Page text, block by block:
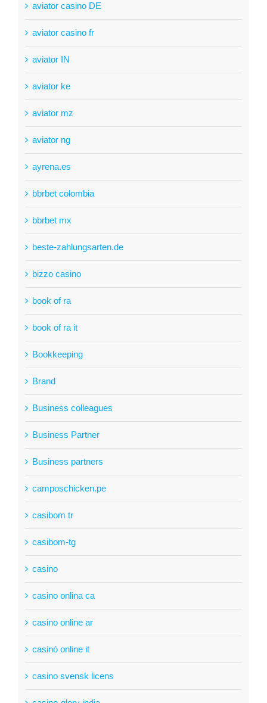
aviator casino DE
aviator casino fr
aviator IN
aviator ke
aviator mz
aviator ng
ayrena.es
bbrbet colombia
bbrbet mx
beste-zahlungsarten.de
bizzo casino
book of ra
book of ra it
Bookkeeping
Brand
Business colleagues
Business Partner
Business partners
camposchicken.pe
casibom tr
casibom-tg
casino
casino onlina ca
casino online ar
casinò online it
casino svensk licens